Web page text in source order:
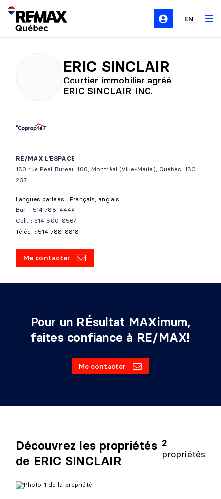
EN
ERIC SINCLAIR
Courtier immobilier agréé
ERIC SINCLAIR INC.
RE/MAX L'ESPACE
180 rue Peel Bureau 100, Montréal (Ville-Marie), Québec H3C
2G7
Langues parlées : Français, anglais
Bur. : 514 788-4444
Cell. : 514 500-8567
Téléc. : 514 788-8818
Me contacter
Pour un RÉsultat MAXimum,
faites confiance à RE/MAX!
Me contacter
Découvrez les propriétés
de ERIC SINCLAIR
2
propriétés